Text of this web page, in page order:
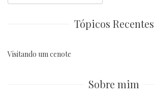
for:
Tópicos Recentes
Visitando um cenote
Sobre mim